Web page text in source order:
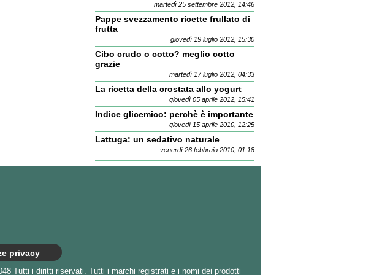
martedì 25 settembre 2012, 14:46
Pappe svezzamento ricette frullato di
frutta
giovedì 19 luglio 2012, 15:30
Cibo crudo o cotto? meglio cotto
grazie
martedì 17 luglio 2012, 04:33
La ricetta della crostata allo yogurt
giovedì 05 aprile 2012, 15:41
Indice glicemico: perchè è importante
giovedì 15 aprile 2010, 12:25
Lattuga: un sedativo naturale
venerdì 26 febbraio 2010, 01:18
privacy
Tutti i diritti riservati. Tutti i marchi registrati e i nomi dei prodotti